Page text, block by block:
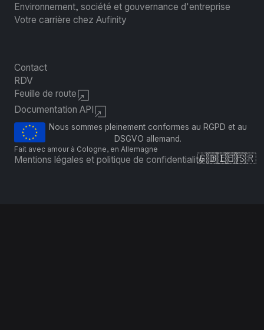
Environnement, société et gouvernance d'entreprise
Votre carrière chez Aufinity
Contact
RDV
Feuille de route
Documentation API
Nous sommes pleinement conformes au RGPD et au
DSGVO allemand.
Fait avec amour à Cologne, en Allemagne
Mentions légales et politique de confidentialité🇬🇧
🇩🇪
🇮🇹
🇪🇸
🇫🇷